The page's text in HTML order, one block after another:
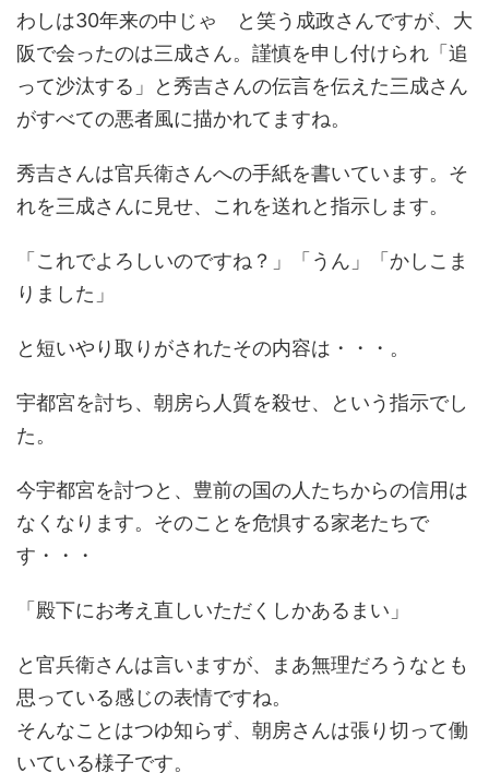
わしは30年来の中じゃ と笑う成政さんですが、大
阪で会ったのは三成さん。謹慎を申し付けられ「追
って沙汰する」と秀吉さんの伝言を伝えた三成さん
がすべての悪者風に描かれてますね。
秀吉さんは官兵衛さんへの手紙を書いています。そ
れを三成さんに見せ、これを送れと指示します。
「これでよろしいのですね？」「うん」「かしこま
りました」
と短いやり取りがされたその内容は・・・。
宇都宮を討ち、朝房ら人質を殺せ、という指示でし
た。
今宇都宮を討つと、豊前の国の人たちからの信用は
なくなります。そのことを危惧する家老たちで
す・・・
「殿下にお考え直しいただくしかあるまい」
と官兵衛さんは言いますが、まあ無理だろうなとも
思っている感じの表情ですね。
そんなことはつゆ知らず、朝房さんは張り切って働
いている様子です。